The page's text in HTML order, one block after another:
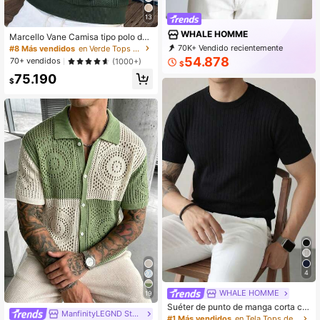
13
Marcello Vane Camisa tipo polo de
manga corta y cuello casual de pun
to llana para hombre
#8 Más vendidos
en Verde Tops de punto para hombre
70+ vendidos
(1000+)
$75.190
19
ManfinityLEGND Store
WHALE HOMME
70K+ Vendido recientemente
4K+ Recompra
$54.878
4
WHALE HOMME
Suéter de punto de manga corta co
n costillas en negro vintage, jersey